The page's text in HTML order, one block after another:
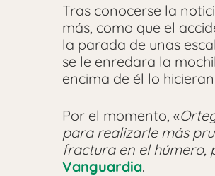
Tras conocerse la
más, como que el
la parada de unas
se le enredara la
encima de él lo
Por el momento, «
para realizarle más
fractura en el húmero,
Vanguardia.